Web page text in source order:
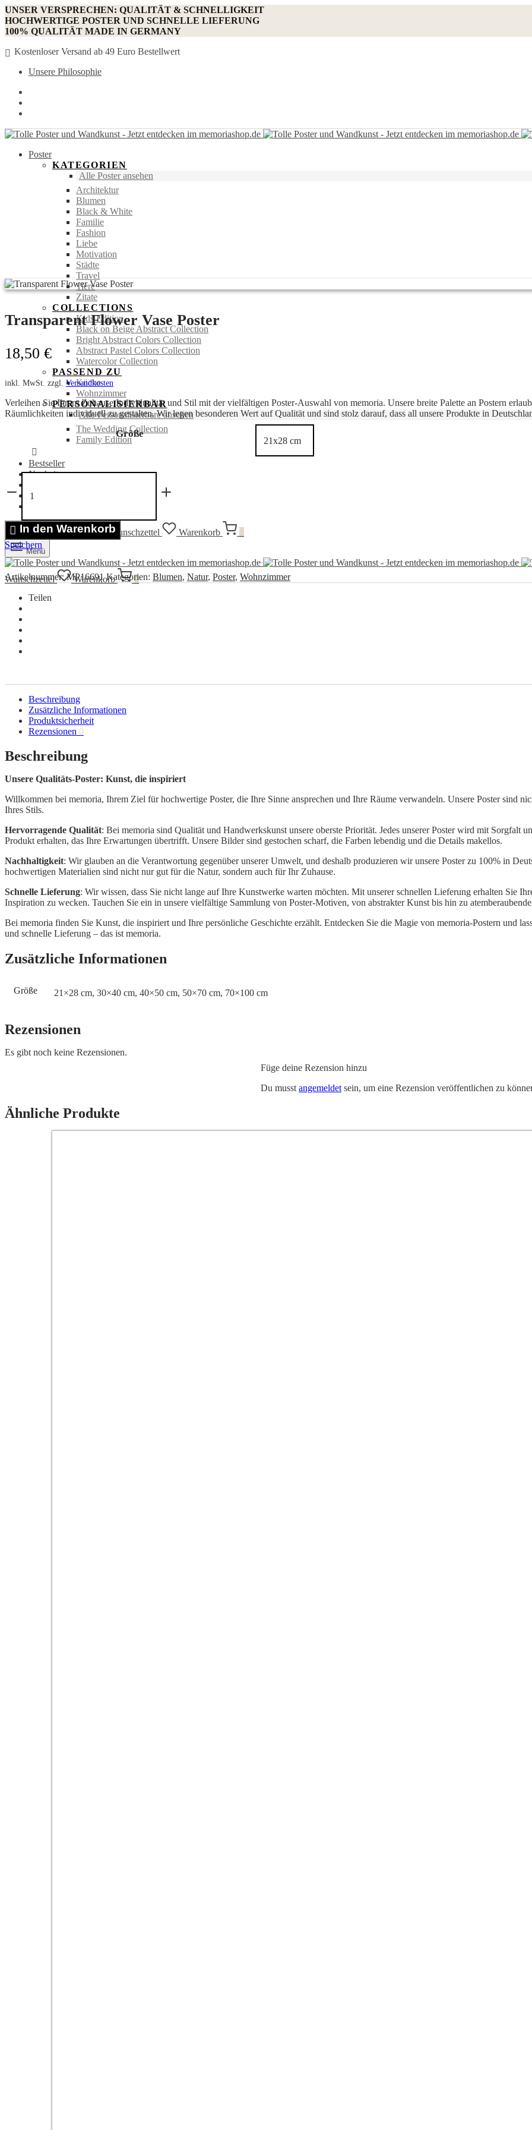
UNSER VERSPRECHEN: QUALITÄT & SCHNELLIGKEIT
HOCHWERTIGE POSTER UND SCHNELLE LIEFERUNG
100% QUALITÄT MADE IN GERMANY
Kostenloser Versand ab 49 Euro Bestellwert
Unsere Philosophie
Poster
KATEGORIEN
Alle Poster ansehen
Architektur
Blumen
Black & White
Familie
Fashion
Liebe
Motivation
Städte
Travel
Tiere
Zitate
COLLECTIONS
Kids Edition
Black on Beige Abstract Collection
Bright Abstract Colors Collection
Abstract Pastel Colors Collection
Watercolor Collection
PASSEND ZU
Küche
Wohnzimmer
PERSONALISIERBAR
Alle Personalisierbare ansehen
The Wedding Collection
Family Edition
Bestseller
Neuheiten
Portraits
Anmelden Suchen Wunschzettel Warenkorb
Menü
Wunschzettel Warenkorb 0
Transparent Flower Vase Poster
18,50 €
inkl. MwSt. zzgl. Versandkosten
Verleihen Sie Ihrem Zuhause Individualität und Stil mit der vielfältigen Poster-Auswahl von memoria. Unsere breite Palette an Postern
Räumlichkeiten individuell zu gestalten. Wir legen besonderen Wert auf Qualität und sind stolz darauf, dass all unsere Produkte in
Größe
Transparent
Flower
Vase
Menge
In den Warenkorb
Speichern
Artikelnummer:MP16691 Kategorien: Blumen, Natur, Poster, Wohnzimmer
Teilen
Beschreibung
Zusätzliche Informationen
Produktsicherheit
Rezensionen 0
Beschreibung
Unsere Qualitäts-Poster: Kunst, die inspiriert
Willkommen bei memoria, Ihrem Ziel für hochwertige Poster, die Ihre Sinne ansprechen und Ihre Räume verwandeln. Unsere Poster sind
Ihres Stils.
Hervorragende Qualität: Bei memoria sind Qualität und Handwerkskunst unsere oberste Priorität. Jedes unserer Poster wird mit Sorgfalt
Produkt erhalten, das Ihre Erwartungen übertrifft. Unsere Bilder sind gestochen scharf, die Farben lebendig und die Details makellos.
Nachhaltigkeit: Wir glauben an die Verantwortung gegenüber unserer Umwelt, und deshalb produzieren wir unsere Poster zu 100% in
hochwertigen Materialien sind nicht nur gut für die Natur, sondern auch für Ihr Zuhause.
Schnelle Lieferung: Wir wissen, dass Sie nicht lange auf Ihre Kunstwerke warten möchten. Mit unserer schnellen Lieferung erhalten Sie
Inspiration zu wecken. Tauchen Sie ein in unsere vielfältige Sammlung von Poster-Motiven, von abstrakter Kunst bis hin zu
Bei memoria finden Sie Kunst, die inspiriert und Ihre persönliche Geschichte erzählt. Entdecken Sie die Magie von memoria-Postern und
und schnelle Lieferung – das ist memoria.
Zusätzliche Informationen
Größe 21×28 cm, 30×40 cm, 40×50 cm, 50×70 cm, 70×100 cm
Rezensionen
Es gibt noch keine Rezensionen.
Füge deine Rezension hinzu
Du musst angemeldet sein, um eine Rezension veröffentlichen zu
Ähnliche Produkte